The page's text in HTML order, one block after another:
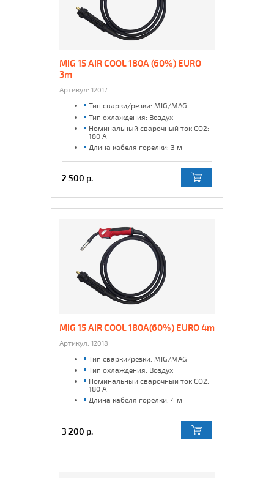
MIG 15 AIR COOL 180A (60%) EURO
3m
Артикул: 12017
Тип сварки/резки: MIG/MAG
Тип охлаждения: Воздух
Номинальный сварочный ток CO2:
180 А
Длина кабеля горелки: 3 м
2 500 р.
MIG 15 AIR COOL 180A(60%) EURO 4m
Артикул: 12018
Тип сварки/резки: MIG/MAG
Тип охлаждения: Воздух
Номинальный сварочный ток CO2:
180 А
Длина кабеля горелки: 4 м
3 200 р.